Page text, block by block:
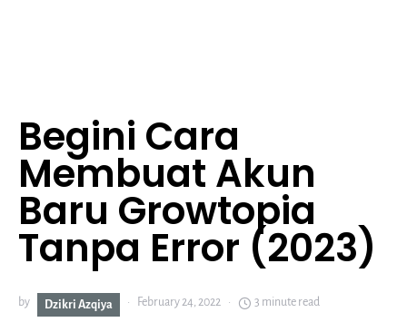
Begini Cara
Membuat Akun
Baru Growtopia
Tanpa Error (2023)
by Dzikri Azqiya February 24, 2022 3 minute read